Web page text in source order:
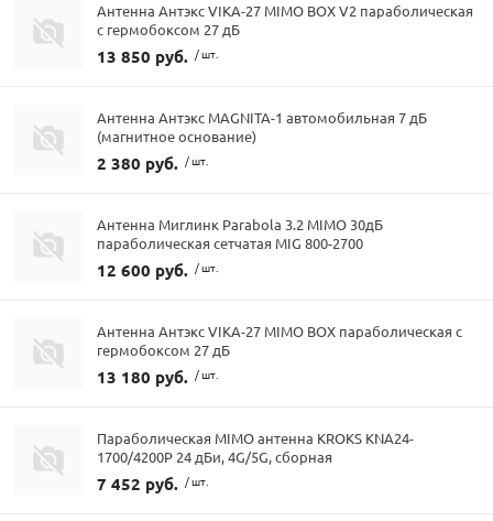
Антенна Антэкс VIKA-27 MIMO BOX V2 параболическая
с гермобоксом 27 дБ
13 850 руб. / шт.
Антенна Антэкс MAGNITA-1 автомобильная 7 дБ
(магнитное основание)
2 380 руб. / шт.
Антенна Миглинк Parabola 3.2 MIMO 30дБ
параболическая сетчатая MIG 800-2700
12 600 руб. / шт.
Антенна Антэкс VIKA-27 MIMO BOX параболическая с
гермобоксом 27 дБ
13 180 руб. / шт.
Параболическая MIMO антенна KROKS KNA24-
1700/4200P 24 дБи, 4G/5G, сборная
7 452 руб. / шт.